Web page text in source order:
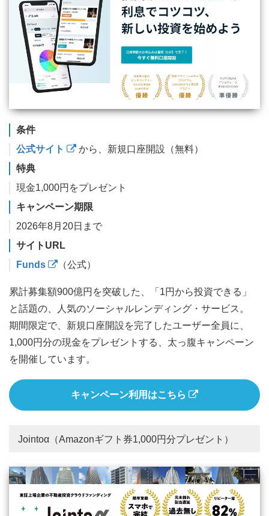
条件
公式サイト
から、新規口座開設（無料）
特典
現金1,000円をプレゼント
キャンペーン期限
2026年8月20日まで
サイトURL
Funds
（公式）
累計募集額900億円を突破した、「1円から投資できる」
と話題の、人気のソーシャルレンディング・サービス。
期間限定で、新規口座開設を完了したユーザー全員に、
1,000円分の現金をプレゼントする、太っ腹キャンペーン
を開催しています。
キャンペーン利用はこちら
Jointoα（Amazonギフト券1,000円分プレゼント）